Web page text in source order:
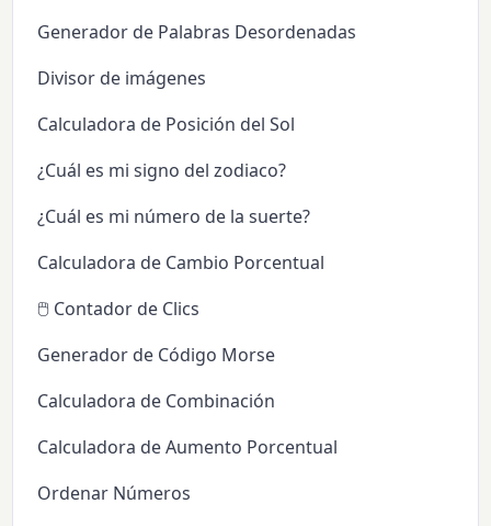
Generador de Palabras Desordenadas
Divisor de imágenes
Calculadora de Posición del Sol
¿Cuál es mi signo del zodiaco?
¿Cuál es mi número de la suerte?
Calculadora de Cambio Porcentual
🖱️ Contador de Clics
Generador de Código Morse
Calculadora de Combinación
Calculadora de Aumento Porcentual
Ordenar Números